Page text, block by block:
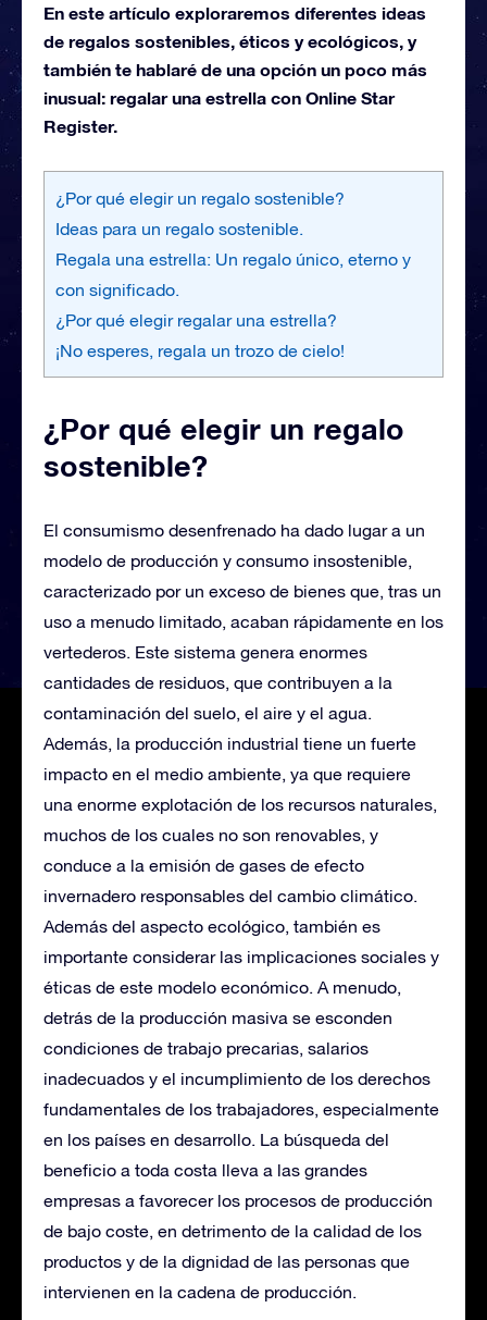
En este artículo exploraremos diferentes ideas
de regalos sostenibles, éticos y ecológicos, y
también te hablaré de una opción un poco más
inusual: regalar una estrella con Online Star
Register.
¿Por qué elegir un regalo sostenible?
Ideas para un regalo sostenible.
Regala una estrella: Un regalo único, eterno y
con significado.
¿Por qué elegir regalar una estrella?
¡No esperes, regala un trozo de cielo!
¿Por qué elegir un regalo
sostenible?
El consumismo desenfrenado ha dado lugar a un
modelo de producción y consumo insostenible,
caracterizado por un exceso de bienes que, tras un
uso a menudo limitado, acaban rápidamente en los
vertederos. Este sistema genera enormes
cantidades de residuos, que contribuyen a la
contaminación del suelo, el aire y el agua.
Además, la producción industrial tiene un fuerte
impacto en el medio ambiente, ya que requiere
una enorme explotación de los recursos naturales,
muchos de los cuales no son renovables, y
conduce a la emisión de gases de efecto
invernadero responsables del cambio climático.
Además del aspecto ecológico, también es
importante considerar las implicaciones sociales y
éticas de este modelo económico. A menudo,
detrás de la producción masiva se esconden
condiciones de trabajo precarias, salarios
inadecuados y el incumplimiento de los derechos
fundamentales de los trabajadores, especialmente
en los países en desarrollo. La búsqueda del
beneficio a toda costa lleva a las grandes
empresas a favorecer los procesos de producción
de bajo coste, en detrimento de la calidad de los
productos y de la dignidad de las personas que
intervienen en la cadena de producción.